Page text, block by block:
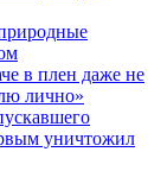
в плен даже не
лично»
уничтожил